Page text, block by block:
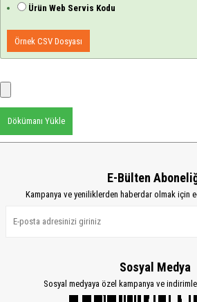
Ürün Web Servis Kodu
Örnek CSV Dosyası
Dökümanı Yükle
E-Bülten
Kampanya ve yeniliklerden haberdar olmak için
Sosyal Medya
Sosyal medyaya özel kampanya ve